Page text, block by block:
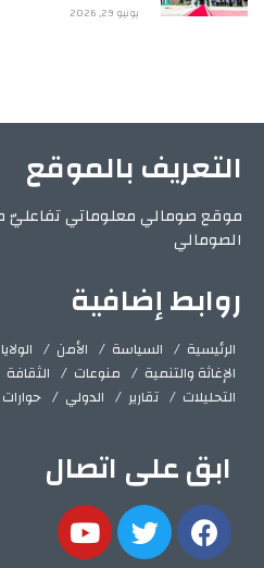
يونيو 29, 2026
التعريف بالموقع
موقع صومالي معلوماتي تفاعليّ
الصومالي
روابط إضافية
الرئيسية السياسة الأمن
الإغاثة والتنمية
منوعات الثقافة
التحليلات
تقارير الدولي حوارات
ابق على اتصال